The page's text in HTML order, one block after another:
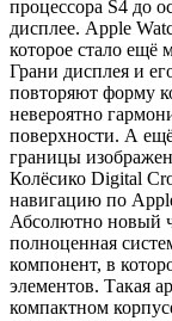
процессора S4 до
дисплее. Apple
которое стало ещё
Грани дисплея и
повторяют форму
невероятно
поверхности. А
границы
Колёсико Digital
навигацию по
Абсолютно новый
полноценная
компонент, в
элементов. Такая
компактном